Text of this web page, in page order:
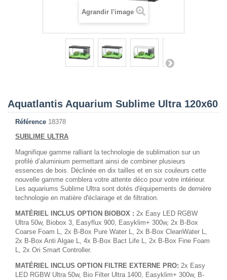
Agrandir l'image
Aquatlantis Aquarium Sublime Ultra 120x60
Référence 18378
SUBLIME ULTRA
Magnifique gamme ralliant la technologie de sublimation sur un
profilé d’aluminium permettant ainsi de combiner plusieurs
essences de bois. Déclinée en dix tailles et en six couleurs cette
nouvelle gamme comblera votre attente déco pour votre intérieur.
Les aquariums Sublime Ultra sont dotés d'équipements de dernière
technologie en matière d'éclairage et de filtration.
MATÉRIEL INCLUS OPTION BIOBOX : 2x Easy LED RGBW
Ultra 50w, Biobox 3, Easyflux 900, Easyklim+ 300w, 2x B-Box
Coarse Foam L, 2x B-Box Pure Water L, 2x B-Box CleanWater L,
2x B-Box Anti Algae L, 4x B-Box Bact Life L, 2x B-Box Fine Foam
L, 2x Ori Smart Controller.
MATÉRIEL INCLUS OPTION FILTRE EXTERNE PRO: 2x Easy
LED RGBW Ultra 50w, Bio Filter Ultra 1400, Easyklim+ 300w, B-